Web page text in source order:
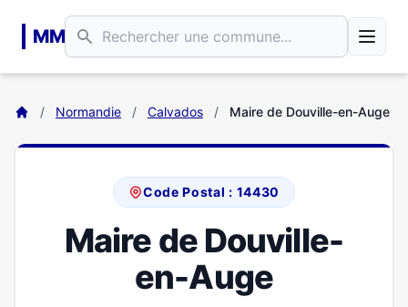
MM
/ Normandie / Calvados / Maire de Douville-en-Auge
Code Postal : 14430
Maire de Douville-
en-Auge